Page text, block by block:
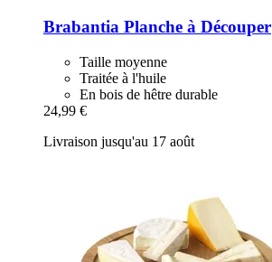
Brabantia Planche à Découper
Taille moyenne
Traitée à l'huile
En bois de hêtre durable
24,99 €
Livraison jusqu'au 17 août